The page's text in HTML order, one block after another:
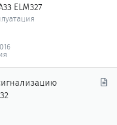
ELM327